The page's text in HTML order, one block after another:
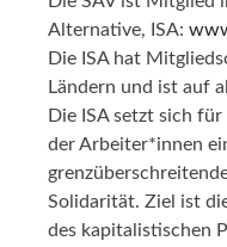
Alternative, ISA:
Die ISA hat
Ländern und ist auf
Die ISA setzt sich
der Arbeiter*innen
Solidarität. Ziel ist
des kapitalistischen